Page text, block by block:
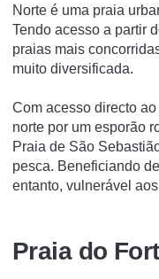
Norte é uma praia
Tendo acesso a partir
praias mais
muito diversificada.
Com acesso directo
norte por um esporão
Praia de São
pesca. Beneficiando
entanto, vulnerável
Praia do